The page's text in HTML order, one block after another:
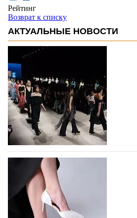
Рейтинг
Возврат к списку
АКТУАЛЬНЫЕ НОВОСТИ
На участие в Московской
подано 1047 заявок
На участие в седьмой
которая пройдет в российской